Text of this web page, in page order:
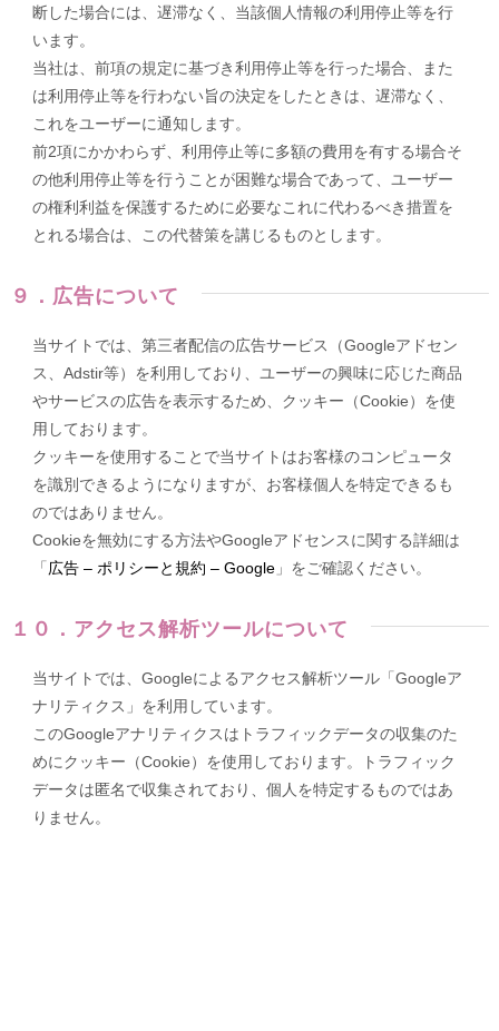
断した場合には、遅滞なく、当該個人情報の利用停止等を行
います。
当社は、前項の規定に基づき利用停止等を行った場合、また
は利用停止等を行わない旨の決定をしたときは、遅滞なく、
これをユーザーに通知します。
前2項にかかわらず、利用停止等に多額の費用を有する場合そ
の他利用停止等を行うことが困難な場合であって、ユーザー
の権利利益を保護するために必要なこれに代わるべき措置を
とれる場合は、この代替策を講じるものとします。
９．広告について
当サイトでは、第三者配信の広告サービス（Googleアドセン
ス、Adstir等）を利用しており、ユーザーの興味に応じた商品
やサービスの広告を表示するため、クッキー（Cookie）を使
用しております。
クッキーを使用することで当サイトはお客様のコンピュータ
を識別できるようになりますが、お客様個人を特定できるも
のではありません。
Cookieを無効にする方法やGoogleアドセンスに関する詳細は
「 広告 – ポリシーと規約 – Google」をご確認ください。
１０．アクセス解析ツールについて
当サイトでは、Googleによるアクセス解析ツール「Googleア
ナリティクス」を利用しています。
このGoogleアナリティクスはトラフィックデータの収集のた
めにクッキー（Cookie）を使用しております。トラフィック
データは匿名で収集されており、個人を特定するものではあ
りません。